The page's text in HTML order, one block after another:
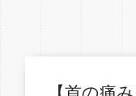
【首の痛